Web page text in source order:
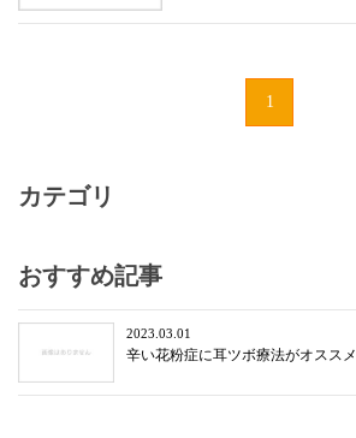
1
カテゴリ
おすすめ記事
2023.03.01
辛い花粉症に耳ツボ療法がオススメ